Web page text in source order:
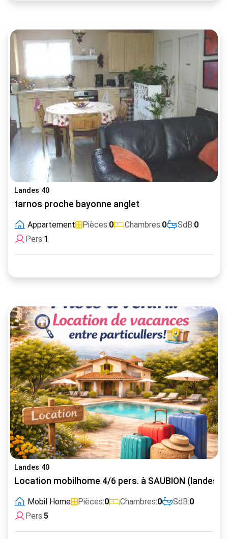
Landes 40
tarnos proche bayonne anglet
Appartement Pièces:0 Chambres:0 SdB:0
Pers:1
Landes 40
Location mobilhome 4/6 pers. à SAUBION (landes)
Mobil Home Pièces:0 Chambres:0 SdB:0
Pers:5